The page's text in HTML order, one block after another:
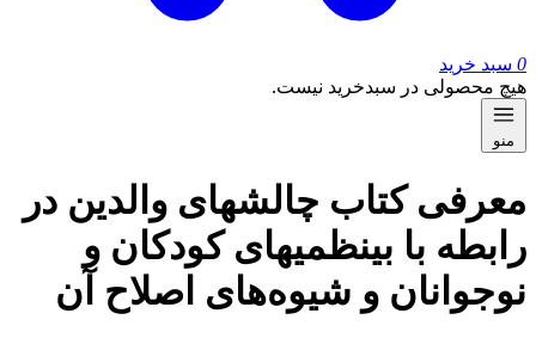
0 سبد خرید
هیچ محصولی در سبدخرید نیست.
منو
معرفی کتاب چالش‎‏های والدین در
رابطه با بی‏‎نظمی‏‎های کودکان و
نوجوانان و شیوه‌های اصلاح آن